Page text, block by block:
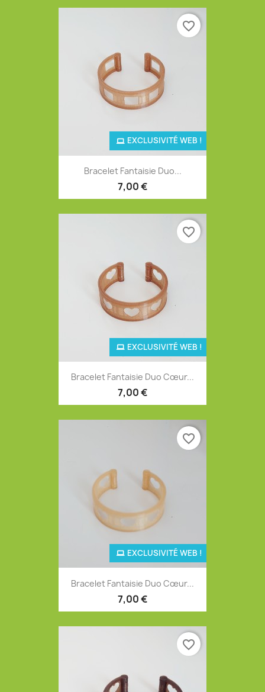
Bracelet Fantaisie Duo...
7,00 €
EXCLUSIVITÉ WEB !
favorite_border
Bracelet Fantaisie Duo Cœur...
7,00 €
EXCLUSIVITÉ WEB !
favorite_border
Bracelet Fantaisie Duo Cœur...
7,00 €
EXCLUSIVITÉ WEB !
favorite_border
favorite_border